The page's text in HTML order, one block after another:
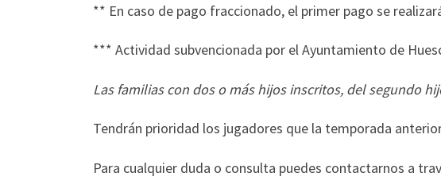
** En caso de pago fraccionado, el primer pago se
*** Actividad subvencionada por el Ayuntamiento de
Las familias con dos o más hijos inscritos, del segundo
Tendrán prioridad los jugadores que la temporada
Para cualquier duda o consulta puedes contactarnos a